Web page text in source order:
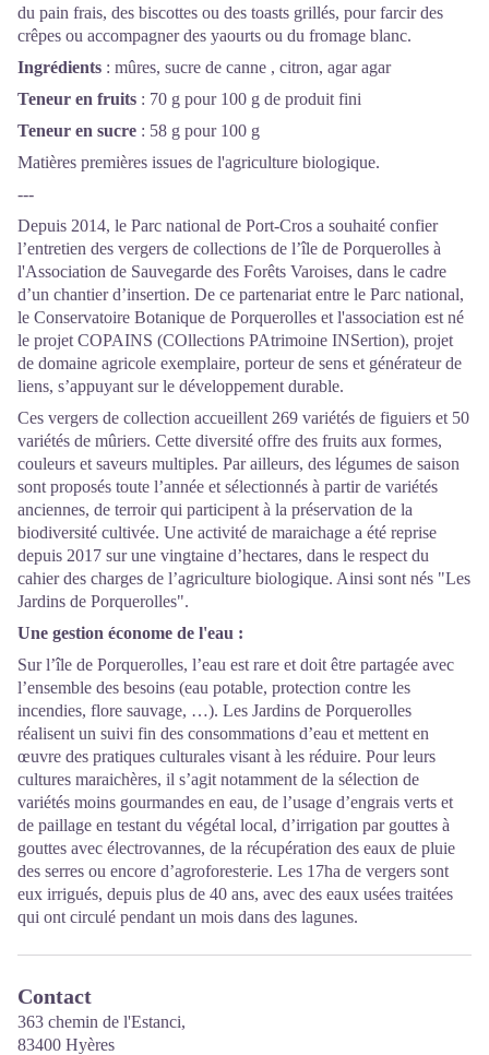
du pain frais, des biscottes ou des toasts grillés, pour farcir des
crêpes ou accompagner des yaourts ou du fromage blanc.
Ingrédients : mûres, sucre de canne , citron, agar agar
Teneur en fruits : 70 g pour 100 g de produit fini
Teneur en sucre : 58 g pour 100 g
Matières premières issues de l'agriculture biologique.
---
Depuis 2014, le Parc national de Port-Cros a souhaité confier
l’entretien des vergers de collections de l’île de Porquerolles à
l'Association de Sauvegarde des Forêts Varoises, dans le cadre
d’un chantier d’insertion. De ce partenariat entre le Parc national,
le Conservatoire Botanique de Porquerolles et l'association est né
le projet COPAINS (COllections PAtrimoine INSertion), projet
de domaine agricole exemplaire, porteur de sens et générateur de
liens, s’appuyant sur le développement durable.
Ces vergers de collection accueillent 269 variétés de figuiers et 50
variétés de mûriers. Cette diversité offre des fruits aux formes,
couleurs et saveurs multiples. Par ailleurs, des légumes de saison
sont proposés toute l’année et sélectionnés à partir de variétés
anciennes, de terroir qui participent à la préservation de la
biodiversité cultivée. Une activité de maraichage a été reprise
depuis 2017 sur une vingtaine d’hectares, dans le respect du
cahier des charges de l’agriculture biologique. Ainsi sont nés "Les
Jardins de Porquerolles".
Une gestion économe de l'eau :
Sur l’île de Porquerolles, l’eau est rare et doit être partagée avec
l’ensemble des besoins (eau potable, protection contre les
incendies, flore sauvage, …). Les Jardins de Porquerolles
réalisent un suivi fin des consommations d’eau et mettent en
œuvre des pratiques culturales visant à les réduire. Pour leurs
cultures maraichères, il s’agit notamment de la sélection de
variétés moins gourmandes en eau, de l’usage d’engrais verts et
de paillage en testant du végétal local, d’irrigation par gouttes à
gouttes avec électrovannes, de la récupération des eaux de pluie
des serres ou encore d’agroforesterie. Les 17ha de vergers sont
eux irrigués, depuis plus de 40 ans, avec des eaux usées traitées
qui ont circulé pendant un mois dans des lagunes.
Contact
363 chemin de l'Estanci,
83400 Hyères